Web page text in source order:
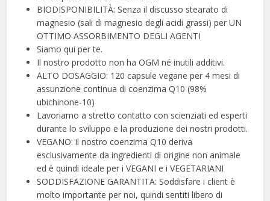
BIODISPONIBILITÀ: Senza il discusso stearato di
magnesio (sali di magnesio degli acidi grassi) per UN
OTTIMO ASSORBIMENTO DEGLI AGENTI
Siamo qui per te.
Il nostro prodotto non ha OGM né inutili additivi.
ALTO DOSAGGIO: 120 capsule vegane per 4 mesi di
assunzione continua di coenzima Q10 (98%
ubichinone-10)
Lavoriamo a stretto contatto con scienziati ed esperti
durante lo sviluppo e la produzione dei nostri prodotti.
VEGANO: il nostro coenzima Q10 deriva
esclusivamente da ingredienti di origine non animale
ed è quindi ideale per i VEGANI e i VEGETARIANI
SODDISFAZIONE GARANTITA: Soddisfare i client è
molto importante per noi, quindi sentiti libero di